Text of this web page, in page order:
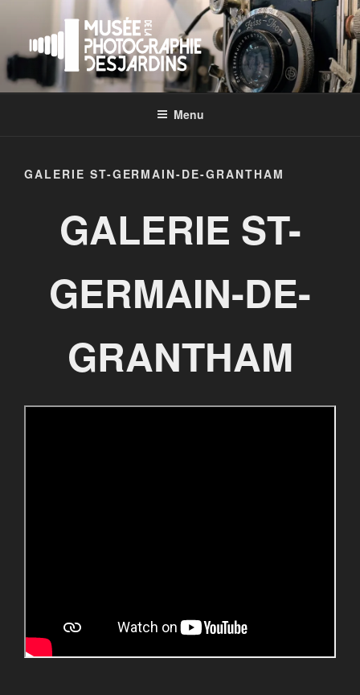
contenu
principal
Menu
GALERIE ST-GERMAIN-DE-GRANTHAM
GALERIE ST-
GERMAIN-DE-
GRANTHAM